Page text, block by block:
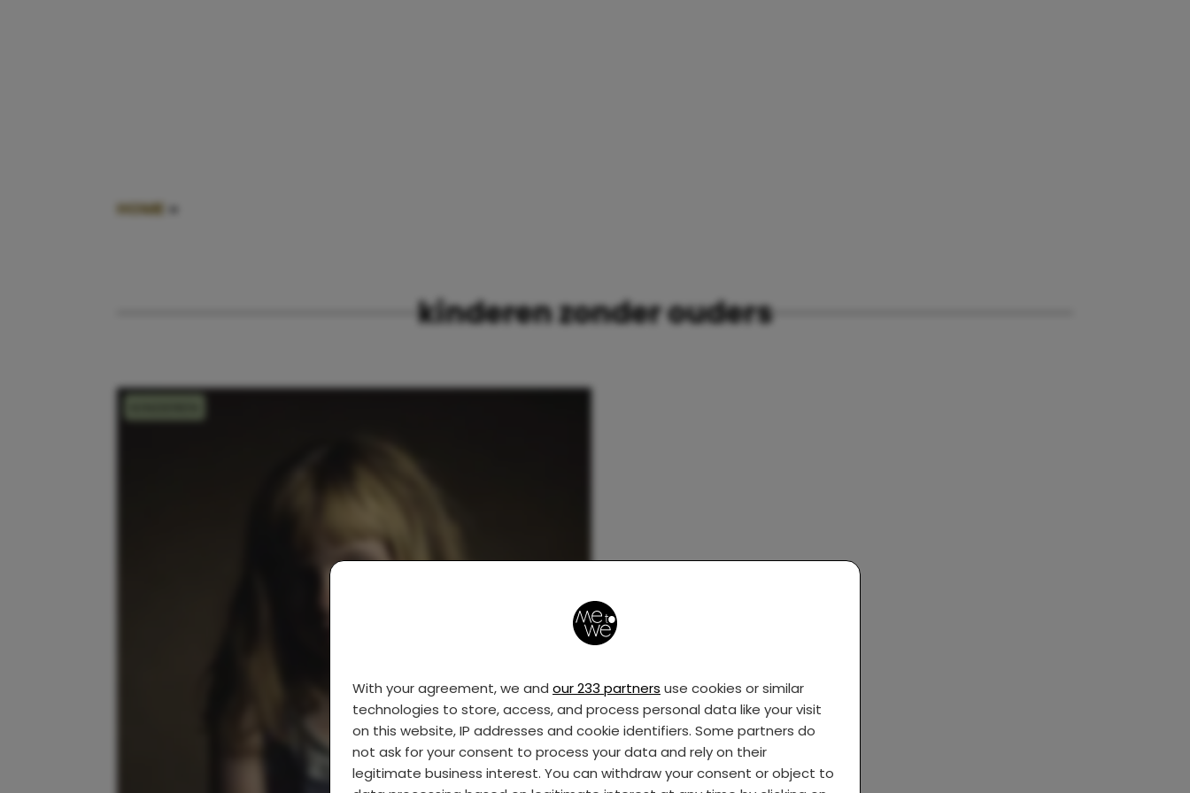
With your agreement, we and our 233 partners use cookies or similar
technologies to store, access, and process personal data like your visit
on this website, IP addresses and cookie identifiers. Some partners do
not ask for your consent to process your data and rely on their
legitimate business interest. You can withdraw your consent or object to
HOME »
kinderen zonder ouders